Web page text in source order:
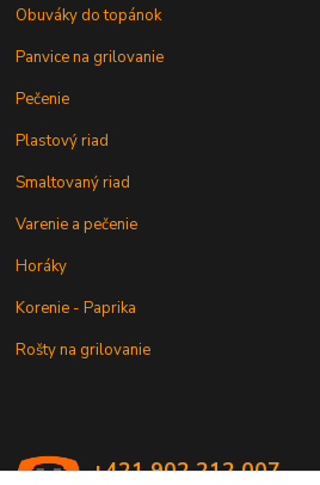
Obuváky do topánok
Panvice na grilovanie
Pečenie
Plastový riad
Smaltovaný riad
Varenie a pečenie
Horáky
Korenie - Paprika
Rošty na grilovanie
+421 902 212 007